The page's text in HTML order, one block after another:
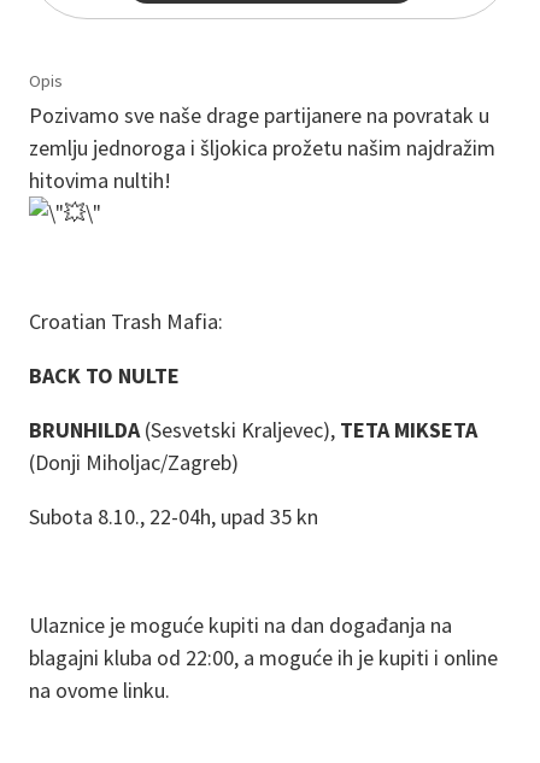
Opis
Pozivamo sve naše drage partijanere na povratak u
zemlju jednoroga i šljokica prožetu našim najdražim
hitovima nultih!
Croatian Trash Mafia:
BACK TO NULTE
BRUNHILDA(Sesvetski Kraljevec), TETA MIKSETA
(Donji Miholjac/Zagreb)
Subota 8.10., 22-04h, upad 35 kn
Ulaznice je moguće kupiti na dan događanja na
blagajni kluba od 22:00, a moguće ih je kupiti i online
na ovome linku.